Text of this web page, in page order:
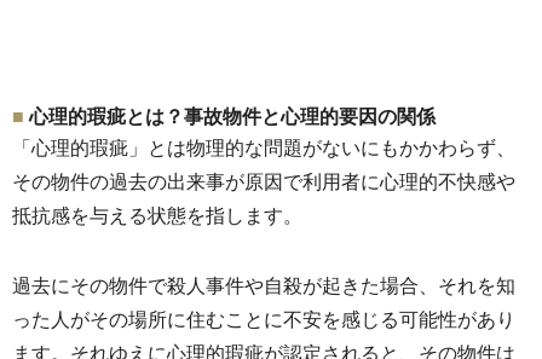
心理的瑕疵とは？事故物件と心理的要因の関係
「心理的瑕疵」とは物理的な問題がないにもかかわらず、
その物件の過去の出来事が原因で利用者に心理的不快感や
抵抗感を与える状態を指します。
過去にその物件で殺人事件や自殺が起きた場合、 それを知
った人がその場所に住むことに不安を感じる可能性があり
ます。それゆえに心理的瑕疵が認定されると、 その物件は